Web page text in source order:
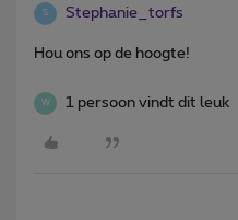
S Stephanie_torfs
Hou ons op de hoogte!
W 1 persoon vindt dit leuk